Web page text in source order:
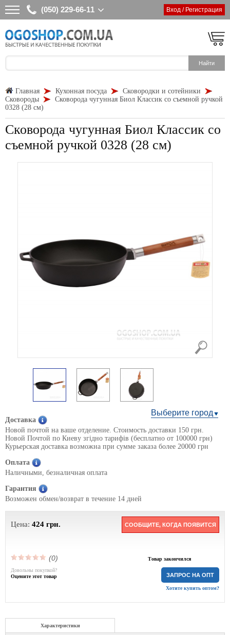
(050) 229-66-11 Вход / Регистрация
Главная Кухонная посуда
Сковородки и сотейники
Сковороды
Сковорода чугунная Биол Классик со съемной ручкой
0328 (28 см)
Сковорода чугунная Биол Классик со
съемной ручкой 0328 (28 см)
Выберите город
Доставка
Новой почтой на ваше отделение. Стоимость доставки 150 грн.
Новой Почтой по Киеву згідно тарифів (бесплатно от 100000 грн)
Курьерская доставка возможна при сумме заказа более 20000 грн
Оплата
Наличными, безналичная оплата
Гарантия
Возможен обмен/возврат в течение 14 дней
Цена: 424 грн. СООБЩИТЕ, КОГДА ПОЯВИТСЯ
(0) Товар закончился
ЗАПРОС НА ОПТ
Хотите купить оптом?
Довольны покупкой?
Оцените этот товар
Характеристики